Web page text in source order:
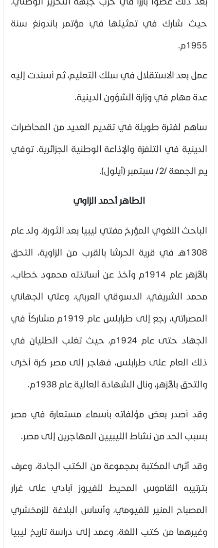
حيث شارك في تمثيلها في مؤتمر باندونغ سنة
1955م.
عمل بعد الاستقلال في سلك التعليم، ثم أسندت إليه
عدة مهام في وزارة الشؤون الدينية.
ساهم لفترة طويلة في تقديم العديد من المحاضرات
الدينية في التلفزة والإذاعة الوطنية الجزائرية. توفي
يم الجمعة /2/ سبتمبر (أيلول).
الطاهر أحمد الزاوي
الباحث اللغوي المؤرخ مفتي ليبيا بعد الثورة، ولد عام
1308هـ في قرية الحرشا بالقرب من الزاوية، التحق
بالأزهر عام 1914م وأخذ عن أساتذته محمود خطاب،
محمد الشريفي، الدسوقي العربي، وعلي الجهاني
المصراتي، رجع إلى طرابلس عام 1919م مشاركاً في
الجهاد حتى عام 1924م، حيث تغلب الطليان في
ذلك العام على طرابلس، فهاجر إلى مصر كرة أخرى
والتحق بالأزهر، ونال الشهادة العالية عام 1938م.
وقد أصدر بعض مؤلفاته بأسماء مستعارة في مصر
بسبب الحد من نشاط الليبيين المهاجرين إلى مصر.
وقد أثرى المكتبة بمجموعة من الكتب الجادة، وعرف
بترتيبه القاموس المحيط للفيروز آبادي على غرار
المصباح المنير للفيومي، وأساس البلاغة للزمخشري
وغيرهما من كتب اللغة، وعمد إلى دراسة تاريخ ليبيا